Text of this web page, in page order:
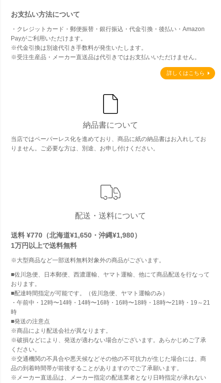
お支払い方法について
・クレジットカード・郵便振替・銀行振込・代金引換・後払い・Amazon
Payがご利用いただけます。
※代金引換は別途代引き手数料が発生いたします。
※受注生産品・メーカー直送品は代引きではお支払いいただけません。
詳しくはこちら
納品書について
当店ではペーパーレス化を進めており、商品に紙の納品書はお入れしてお
りません。ご必要な方は、別途、お申し付けください。
配送・送料について
送料 ¥770（北海道¥1,650・沖縄¥1,980）
1万円以上で送料無料
※大型商品など一部送料無料対象外の商品がございます。
■佐川急便、日本郵便、西濃運輸、ヤマト運輸、他にて商品配送を行なって
おります。
■配達時間指定が可能です。（佐川急便、ヤマト運輸のみ）
・午前中・12時〜14時・14時〜16時・16時〜18時・18時〜21時・19～21
時
■発送の注意点
※商品により配送会社が異なります。
※破損などにより、発送が適わない場合がございます。あらかじめご了承
ください。
※交通機関の不具合や悪天候などその他の不可抗力が生じた場合には、商
品の到着時間帯が前後することがありますのでご了承願います。
※メーカー直送品は、メーカー指定の配送業者となり日時指定が承れない